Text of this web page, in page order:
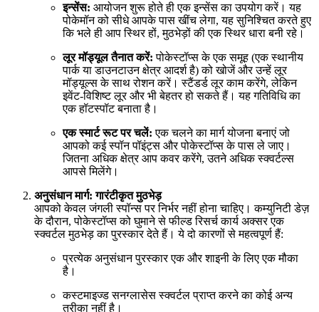
इन्सेंस: आयोजन शुरू होते ही एक इन्सेंस का उपयोग करें। यह
पोकेमॉन को सीधे आपके पास खींच लेगा, यह सुनिश्चित करते हुए
कि भले ही आप स्थिर हों, मुठभेड़ों की एक स्थिर धारा बनी रहे।
लूर मॉड्यूल तैनात करें: पोकेस्टॉप्स के एक समूह (एक स्थानीय
पार्क या डाउनटाउन क्षेत्र आदर्श है) को खोजें और उन्हें लूर
मॉड्यूल्स के साथ रोशन करें। स्टैंडर्ड लूर काम करेंगे, लेकिन
इवेंट-विशिष्ट लूर और भी बेहतर हो सकते हैं। यह गतिविधि का
एक हॉटस्पॉट बनाता है।
एक स्मार्ट रूट पर चलें: एक चलने का मार्ग योजना बनाएं जो
आपको कई स्पॉन पॉइंट्स और पोकेस्टॉप्स के पास ले जाए।
जितना अधिक क्षेत्र आप कवर करेंगे, उतने अधिक स्क्वर्टल्स
आपसे मिलेंगे।
अनुसंधान मार्ग: गारंटीकृत मुठभेड़
आपको केवल जंगली स्पॉन्स पर निर्भर नहीं होना चाहिए। कम्युनिटी डेज़
के दौरान, पोकेस्टॉप्स को घुमाने से फील्ड रिसर्च कार्य अक्सर एक
स्क्वर्टल मुठभेड़ का पुरस्कार देते हैं। ये दो कारणों से महत्वपूर्ण हैं:
प्रत्येक अनुसंधान पुरस्कार एक और शाइनी के लिए एक मौका
है।
कस्टमाइज्ड सनग्लासेस स्क्वर्टल प्राप्त करने का कोई अन्य
तरीका नहीं है।